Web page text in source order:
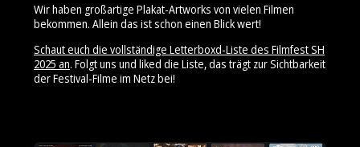
Wir haben großartige Plakat-Artworks von vielen Filmen
bekommen. Allein das ist schon einen Blick wert!
Schaut euch die vollständige Letterboxd-Liste des Filmfest SH
2025 an. Folgt uns und liked die Liste, das trägt zur Sichtbarkeit
der Festival-Filme im Netz bei!